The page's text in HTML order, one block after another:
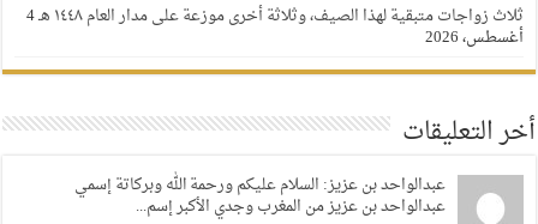
ثلاث زواجات متبقية لهذا الصيف، وثلاثة أخرى موزعة على مدار العام ١٤٤٨ هـ
4
أغسطس، 2026
أخر التعليقات
عبدالواحد بن عزيز: السلام عليكم ورحمة الله وبركاتة إسمي
عبدالواحد بن عزيز من المغرب وجدي الأكبر إسم...